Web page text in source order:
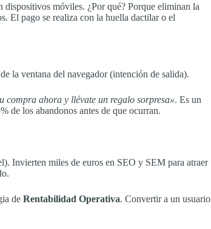
dispositivos móviles. ¿Por qué? Porque eliminan la
El pago se realiza con la huella dactilar o el
la ventana del navegador (intención de salida).
compra ahora y llévate un regalo sorpresa». Es un
de los abandonos antes de que ocurran.
Invierten miles de euros en SEO y SEM para atraer
de Rentabilidad Operativa. Convertir a un usuario